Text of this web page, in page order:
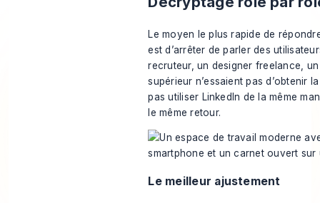
Le moyen le plus rapide de
est d’arrêter de parler des
recruteur, un designer freelance,
supérieur n’essaient pas d’obtenir
pas utiliser LinkedIn de la même
le même retour.
Le meilleur ajustement